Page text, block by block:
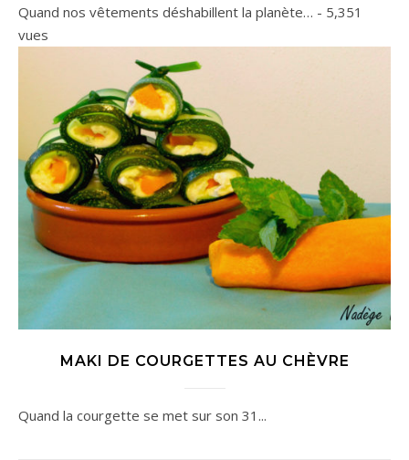
Quand nos vêtements déshabillent la planète… - 5,351
vues
MAKI DE COURGETTES AU CHÈVRE
Quand la courgette se met sur son 31...